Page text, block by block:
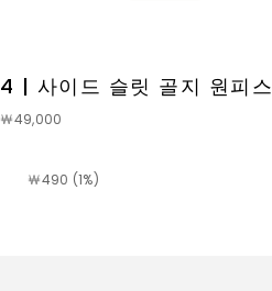
| 사이드 슬릿 골지 원피스
￦49,000
￦490 (1%)